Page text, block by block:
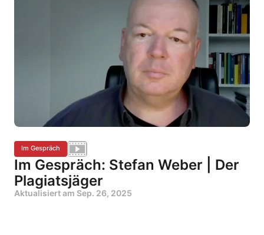
Im Gespräch
Im Gespräch: Stefan Weber | Der
Plagiatsjäger
Aktualisiert am Sep. 26, 2025